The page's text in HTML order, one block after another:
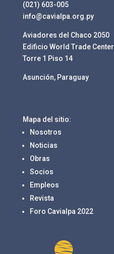
(021) 603-005
info@cavialpa.org.py
Aviadores del Chaco 2050
Edificio World Trade Center
Torre 1 Piso 14
Asunción, Paraguay
Mapa del sitio:
Nosotros
Noticias
Obras
Socios
Empleos
Revista
Foro Cavialpa 2022